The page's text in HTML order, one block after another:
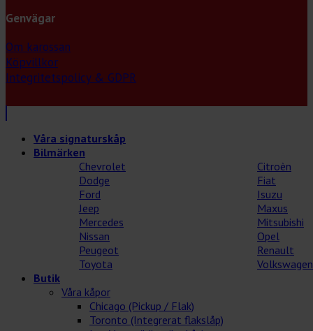
Genvägar
Om karossan
Köpvillkor
Integritetspolicy & GDPR
Våra signaturskåp
Bilmärken
Chevrolet
Citroèn
Dodge
Fiat
Ford
Isuzu
Jeep
Maxus
Mercedes
Mitsubishi
Nissan
Opel
Peugeot
Renault
Toyota
Volkswagen
Butik
Våra kåpor
Chicago (Pickup / Flak)
Toronto (Integrerat flakslåp)